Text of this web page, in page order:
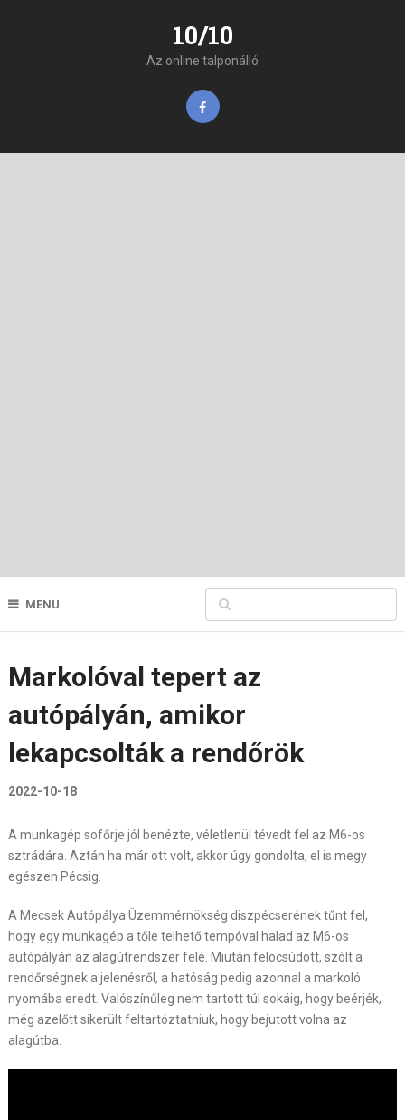
10/10
Az online talponálló
MENU
Markolóval tepert az
autópályán, amikor
lekapcsolták a rendőrök
2022-10-18
A munkagép sofőrje jól benézte, véletlenül tévedt fel az M6-os
sztrádára. Aztán ha már ott volt, akkor úgy gondolta, el is megy
egészen Pécsig.
A Mecsek Autópálya Üzemmérnökség diszpécserének tűnt fel,
hogy egy munkagép a tőle telhető tempóval halad az M6-os
autópályán az alagútrendszer felé. Miután felocsúdott, szólt a
rendőrségnek a jelenésről, a hatóság pedig azonnal a markoló
nyomába eredt. Valószínűleg nem tartott túl sokáig, hogy beérjék,
még azelőtt sikerült feltartóztatniuk, hogy bejutott volna az
alagútba.